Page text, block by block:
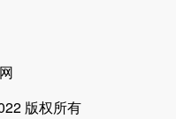
版权所有